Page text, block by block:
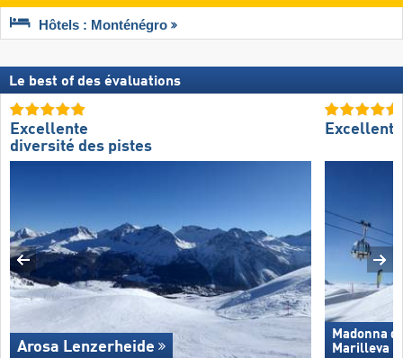
Hôtels : Monténégro
Le best of des évaluations
Excellente
diversité des pistes
Arosa Lenzerheide
Excellent
Madonna
Marilleva